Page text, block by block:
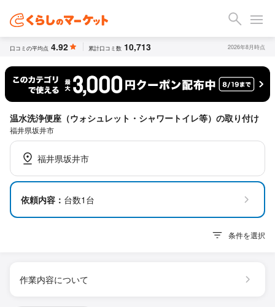
口コミの平均点 4.92 累計口コミ数 10,713 2026年8月時点
温水洗浄便座（ウォシュレット・シャワートイレ等）の取り付け
福井県坂井市
福井県坂井市
依頼内容： 台数1台
条件を選択
作業内容について